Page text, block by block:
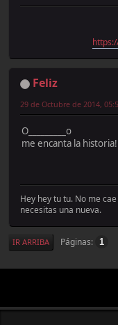
Feliz
29 de Octubre de 2014,
O_________o
me encanta la
Hey hey tu tu. No me
necesitas una nueva.
IR ARRIBA Páginas 1